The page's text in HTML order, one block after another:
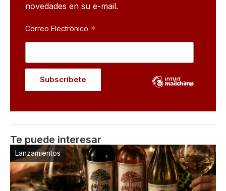
novedades en su e-mail.
Correo Electrónico *
Te puede interesar
Lanzamientos